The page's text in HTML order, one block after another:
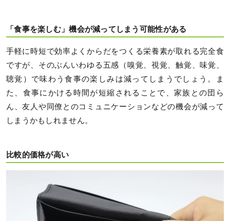
「食事を楽しむ」機会が減ってしまう可能性がある
手軽に時短で効率よくからだをつくる栄養素が取れる完全食
ですが、そのぶんいわゆる五感（嗅覚、視覚、触覚、味覚、
聴覚）で味わう食事の楽しみは減ってしまうでしょう。ま
た、食事にかける時間が短縮されることで、家族との団ら
ん、友人や同僚とのコミュニケーションなどの機会が減って
しまうかもしれません。
比較的価格が高い